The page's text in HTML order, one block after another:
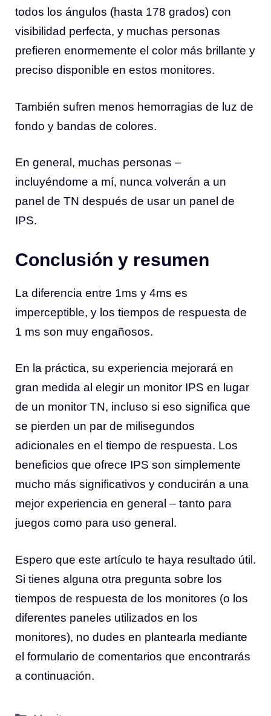
todos los ángulos (hasta 178 grados) con
visibilidad perfecta, y muchas personas
prefieren enormemente el color más brillante y
preciso disponible en estos monitores.
También sufren menos hemorragias de luz de
fondo y bandas de colores.
En general, muchas personas –
incluyéndome a mí, nunca volverán a un
panel de TN después de usar un panel de
IPS.
Conclusión y resumen
La diferencia entre 1ms y 4ms es
imperceptible, y los tiempos de respuesta de
1 ms son muy engañosos.
En la práctica, su experiencia mejorará en
gran medida al elegir un monitor IPS en lugar
de un monitor TN, incluso si eso significa que
se pierden un par de milisegundos
adicionales en el tiempo de respuesta. Los
beneficios que ofrece IPS son simplemente
mucho más significativos y conducirán a una
mejor experiencia en general – tanto para
juegos como para uso general.
Espero que este artículo te haya resultado útil.
Si tienes alguna otra pregunta sobre los
tiempos de respuesta de los monitores (o los
diferentes paneles utilizados en los
monitores), no dudes en plantearla mediante
el formulario de comentarios que encontrarás
a continuación.